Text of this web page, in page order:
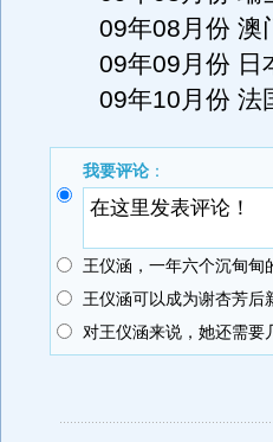
09年08月份 澳
09年09月份 日
09年10月份 法
我要评论：
王仪涵，一年六个沉甸甸
王仪涵可以成为谢杏芳后
对王仪涵来说，她还需要